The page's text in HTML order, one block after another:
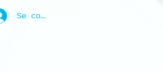
Se connecter